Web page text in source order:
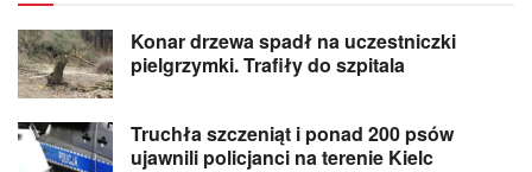
Konar drzewa spadł na uczestniczki
pielgrzymki. Trafiły do szpitala
Truchła szczeniąt i ponad 200 psów
ujawnili policjanci na terenie Kielc